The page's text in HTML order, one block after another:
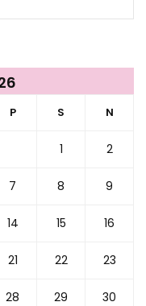
P S N
1 2
7 8 9
14 15 16
21 22 23
28 29 30